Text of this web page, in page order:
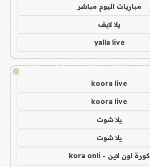
مباريات اليوم مباشر
يلا لايف
yalla live
!
koora live
koora live
يلا شوت
يلا شوت
كورة اون لاين - kora onli